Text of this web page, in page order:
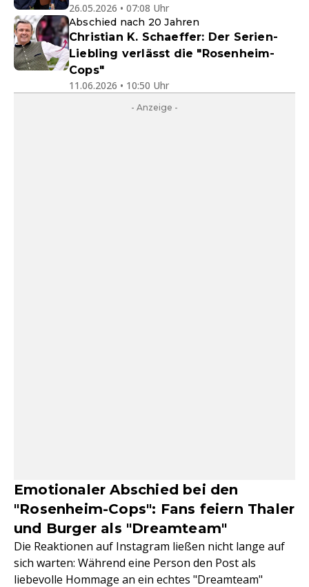
26.05.2026 • 07:08 Uhr
Abschied nach 20 Jahren
Christian K. Schaeffer: Der Serien-
Liebling verlässt die "Rosenheim-
Cops"
11.06.2026 • 10:50 Uhr
- Anzeige -
Emotionaler Abschied bei den
"Rosenheim-Cops": Fans feiern Thaler
und Burger als "Dreamteam"
Die Reaktionen auf Instagram ließen nicht lange auf
sich warten: Während eine Person den Post als
liebevolle Hommage an ein echtes "Dreamteam"